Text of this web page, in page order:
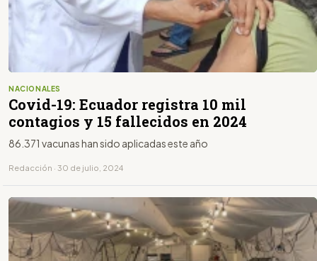
NACIONALES
Covid-19: Ecuador registra 10 mil
contagios y 15 fallecidos en 2024
86.371 vacunas han sido aplicadas este año
Redacción · 30 de julio, 2024